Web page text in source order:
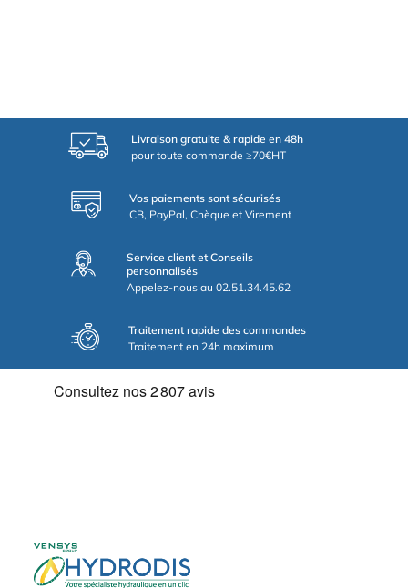
Livraison gratuite & rapide en 48h
pour toute commande ≥70€HT
Vos paiements sont sécurisés
CB, PayPal, Chèque et Virement
Service client et Conseils
personnalisés
Appelez-nous au 02.51.34.45.62
Traitement rapide des commandes
Traitement en 24h maximum